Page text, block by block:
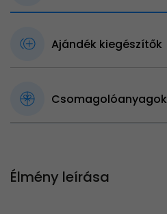
Ajándék kiegészítők
Csomagolóanyagok
Élmény leírása